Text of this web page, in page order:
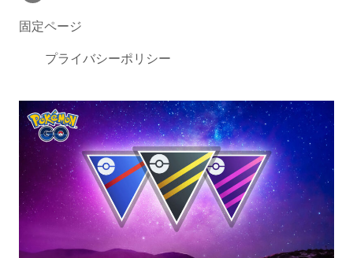
固定ページ
プライバシーポリシー